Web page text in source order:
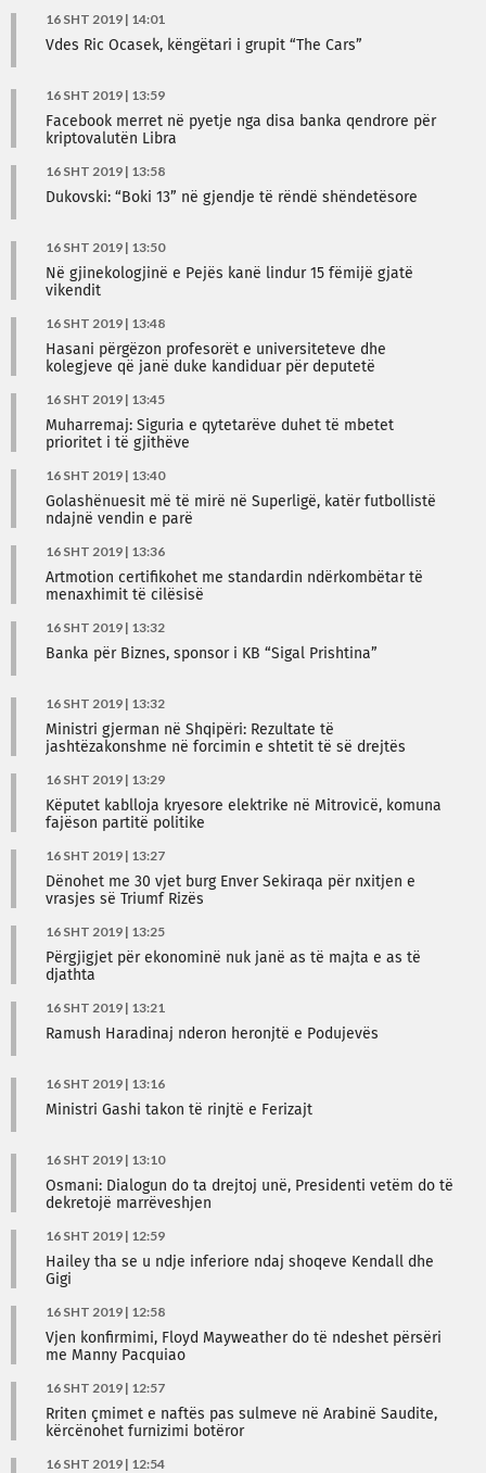
16 SHT 2019 | 14:01
Vdes Ric Ocasek, këngëtari i grupit “The Cars”
16 SHT 2019 | 13:59
Facebook merret në pyetje nga disa banka qendrore për
kriptovalutën Libra
16 SHT 2019 | 13:58
Dukovski: “Boki 13” në gjendje të rëndë shëndetësore
16 SHT 2019 | 13:50
Në gjinekologjinë e Pejës kanë lindur 15 fëmijë gjatë
vikendit
16 SHT 2019 | 13:48
Hasani përgëzon profesorët e universiteteve dhe
kolegjeve që janë duke kandiduar për deputetë
16 SHT 2019 | 13:45
Muharremaj: Siguria e qytetarëve duhet të mbetet
prioritet i të gjithëve
16 SHT 2019 | 13:40
Golashënuesit më të mirë në Superligë, katër futbollistë
ndajnë vendin e parë
16 SHT 2019 | 13:36
Artmotion certifikohet me standardin ndërkombëtar të
menaxhimit të cilësisë
16 SHT 2019 | 13:32
Banka për Biznes, sponsor i KB “Sigal Prishtina”
16 SHT 2019 | 13:32
Ministri gjerman në Shqipëri: Rezultate të
jashtëzakonshme në forcimin e shtetit të së drejtës
16 SHT 2019 | 13:29
Këputet kablloja kryesore elektrike në Mitrovicë, komuna
fajëson partitë politike
16 SHT 2019 | 13:27
Dënohet me 30 vjet burg Enver Sekiraqa për nxitjen e
vrasjes së Triumf Rizës
16 SHT 2019 | 13:25
Përgjigjet për ekonominë nuk janë as të majta e as të
djathta
16 SHT 2019 | 13:21
Ramush Haradinaj nderon heronjtë e Podujevës
16 SHT 2019 | 13:16
Ministri Gashi takon të rinjtë e Ferizajt
16 SHT 2019 | 13:10
Osmani: Dialogun do ta drejtoj unë, Presidenti vetëm do të
dekretojë marrëveshjen
16 SHT 2019 | 12:59
Hailey tha se u ndje inferiore ndaj shoqeve Kendall dhe
Gigi
16 SHT 2019 | 12:58
Vjen konfirmimi, Floyd Mayweather do të ndeshet përsëri
me Manny Pacquiao
16 SHT 2019 | 12:57
Rriten çmimet e naftës pas sulmeve në Arabinë Saudite,
kërcënohet furnizimi botëror
16 SHT 2019 | 12:54